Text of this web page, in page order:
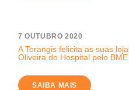
7 OUTUBRO 2020
A Torangis felicita as suas
Oliveira do Hospital pelo BME
SAIBA MAIS